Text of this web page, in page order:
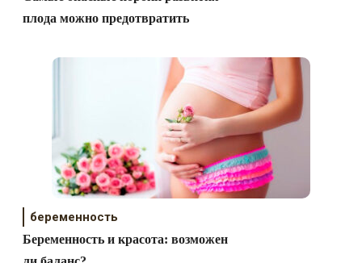
плода можно предотвратить
беременность
Беременность и красота: возможен